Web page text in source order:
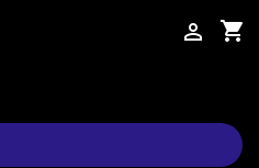
shopping_cart
